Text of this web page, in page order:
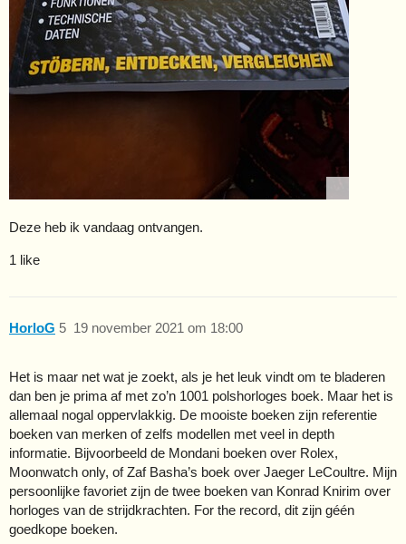
Deze heb ik vandaag ontvangen.
1 like
HorloG 19 november 2021 om 18:00
5
Het is maar net wat je zoekt, als je het leuk vindt om te bladeren
dan ben je prima af met zo’n 1001 polshorloges boek. Maar het is
allemaal nogal oppervlakkig. De mooiste boeken zijn referentie
boeken van merken of zelfs modellen met veel in depth
informatie. Bijvoorbeeld de Mondani boeken over Rolex,
Moonwatch only, of Zaf Basha’s boek over Jaeger LeCoultre. Mijn
persoonlijke favoriet zijn de twee boeken van Konrad Knirim over
horloges van de strijdkrachten. For the record, dit zijn géén
goedkope boeken.